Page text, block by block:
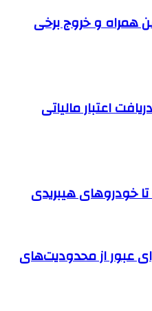
همراه و خروج برخی
اعتبار مالیاتی
خودروهای هیبریدی
عبور از محدودیت‌های